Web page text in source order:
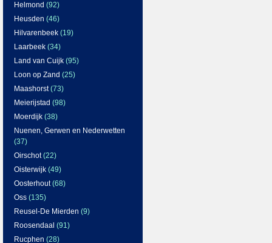
Helmond (92)
Heusden (46)
Hilvarenbeek (19)
Laarbeek (34)
Land van Cuijk (95)
Loon op Zand (25)
Maashorst(73)
Meierijstad (98)
Moerdijk (38)
Nuenen, Gerwen en Nederwetten
(37)
Oirschot(22)
Oisterwijk (49)
Oosterhout(68)
Oss (135)
Reusel-De Mierden (9)
Roosendaal (91)
Rucphen (28)